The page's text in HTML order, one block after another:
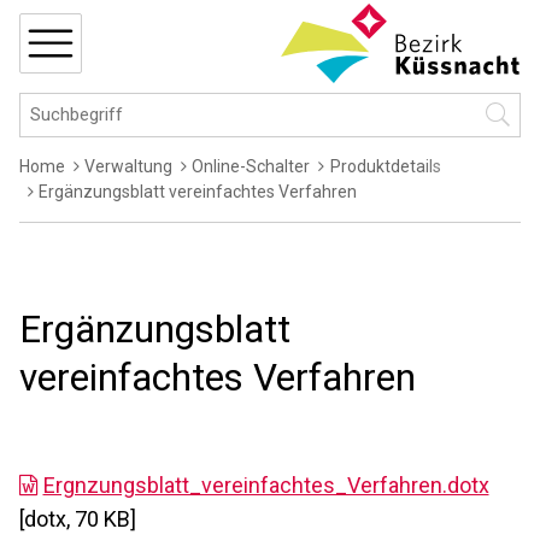
Navigieren in Küssnacht
Schnellnavigation
Hauptnavigation
Suchbegriff
Breadcrumb
Home Verwaltung Online-Schalter
Produktdetails
Ergänzungsblatt vereinfachtes Verfahren
Ergänzungsblatt
vereinfachtes Verfahren
Ergnzungsblatt_vereinfachtes_Verfahren.dotx
[dotx, 70 KB]